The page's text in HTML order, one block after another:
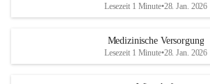
Lesezeit 1 Minute•28. Jan. 2026
Medizinische Versorgung
Lesezeit 1 Minute•28. Jan. 2026